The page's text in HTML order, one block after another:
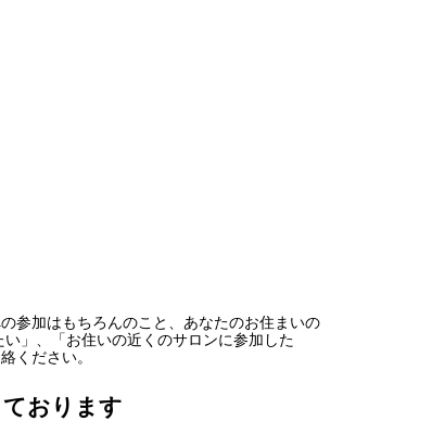
参加はもちろんのこと、あなたのお住まいの
」、「お住いの近くのサロンに参加した
ください。
おります